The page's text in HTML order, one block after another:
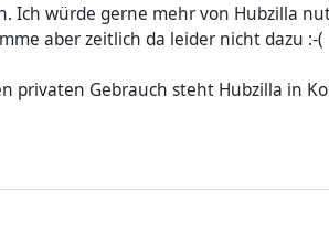
Ich würde gerne mehr von Hubzilla
aber zeitlich da leider nicht dazu :-(
privaten Gebrauch steht Hubzilla in